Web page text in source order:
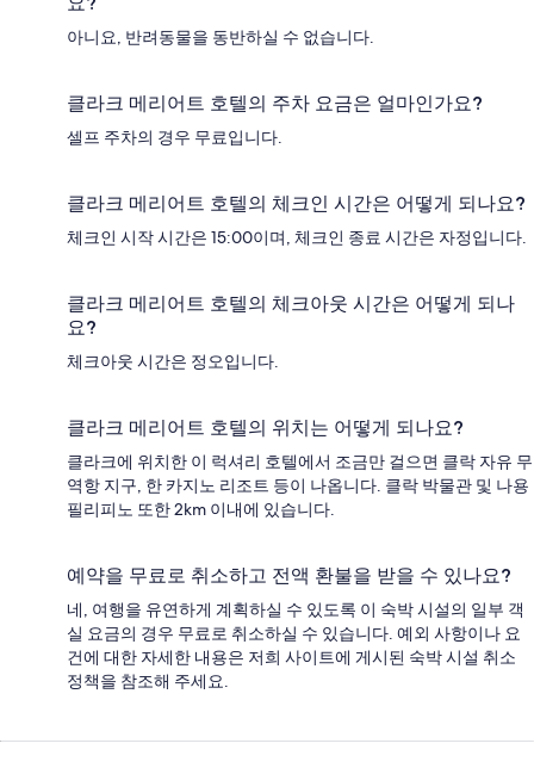
아니요, 반려동물을 동반하실 수 없습니다.
클라크 메리어트 호텔의 주차 요금은 얼마인가요?
셀프 주차의 경우 무료입니다.
클라크 메리어트 호텔의 체크인 시간은 어떻게 되나요?
체크인 시작 시간은 15:00이며, 체크인 종료 시간은 자정입니다.
클라크 메리어트 호텔의 체크아웃 시간은 어떻게 되나
요?
체크아웃 시간은 정오입니다.
클라크 메리어트 호텔의 위치는 어떻게 되나요?
클라크에 위치한 이 럭셔리 호텔에서 조금만 걸으면 클락 자유 무
역항 지구, 한 카지노 리조트 등이 나옵니다. 클락 박물관 및 나용
필리피노 또한 2km 이내에 있습니다.
예약을 무료로 취소하고 전액 환불을 받을 수 있나요?
네, 여행을 유연하게 계획하실 수 있도록 이 숙박 시설의 일부 객
실 요금의 경우 무료로 취소하실 수 있습니다. 예외 사항이나 요
건에 대한 자세한 내용은 저희 사이트에 게시된 숙박 시설 취소
정책을 참조해 주세요.